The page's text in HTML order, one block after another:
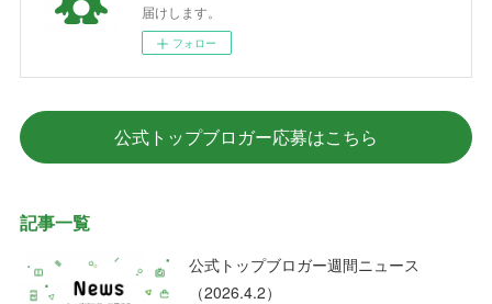
届けします。
フォロー
公式トップブロガー応募はこちら
記事一覧
公式トップブロガー週間ニュース
（2026.4.2）